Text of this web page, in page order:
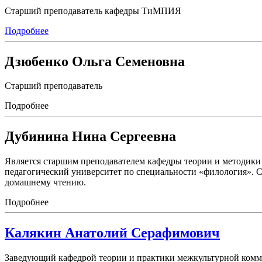
Старший преподаватель кафедры ТиМПИЯ
Подробнее
Дзюбенко Ольга Семеновна
Старший преподаватель
Подробнее
Дубинина Нина Сергеевна
Является старшим преподавателем кафедры теории и
педагогический университет по специальности
домашнему чтению.
Подробнее
Калякин Анатолий Серафимович
Заведующий кафедрой теории и практики межкультурной